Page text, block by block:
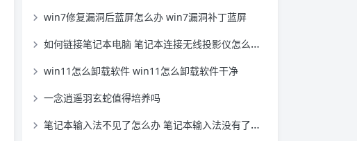
win7修复漏洞后蓝屏怎么办 win7漏洞补丁蓝屏
如何链接笔记本电脑 笔记本连接无线投影仪怎么连接
win11怎么卸载软件 win11怎么卸载软件干净
一念逍遥羽玄蛇值得培养吗
笔记本输入法不见了怎么办 笔记本输入法没有了怎么办